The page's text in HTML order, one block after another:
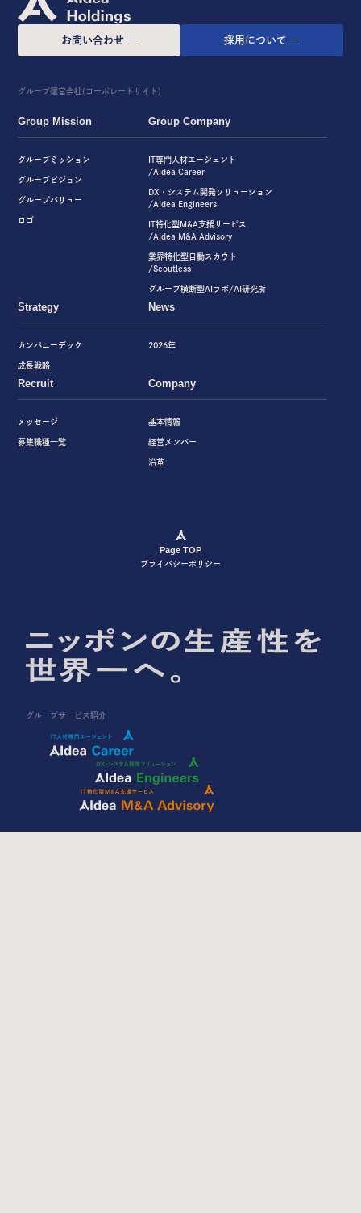
お問い合わせ 採用について
グループ運営会社(コーポレートサイト)
Group Mission
グループミッション
グループビジョン
グループバリュー
ロゴ
Group Company
IT専門人材エージェント
/AIdea Career
DX・システム開発ソリューション
/AIdea Engineers
IT特化型M&A支援サービス
/AIdea M&A Advisory
業界特化型自動スカウト
/Scoutless
グループ横断型AIラボ/AI研究所
Strategy
カンパニーデック
成長戦略
News
2026年
Recruit
メッセージ
募集職種一覧
Company
基本情報
経営メンバー
沿革
プライバシーポリシー
Page TOP
グループサービス紹介